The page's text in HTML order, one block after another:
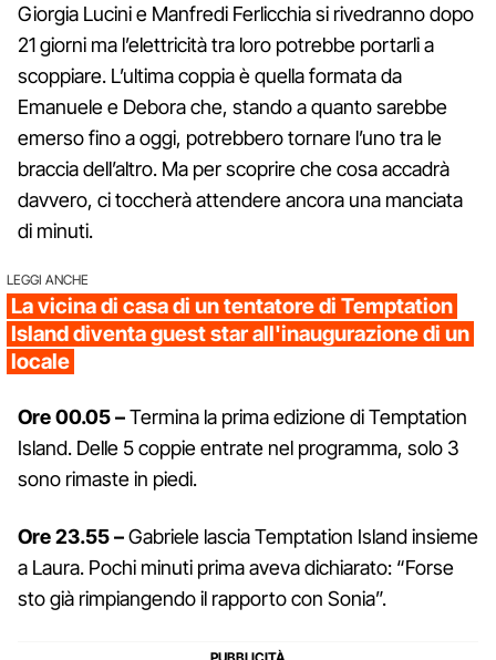
Giorgia Lucini e Manfredi Ferlicchia si rivedranno dopo
21 giorni ma l’elettricità tra loro potrebbe portarli a
scoppiare. L’ultima coppia è quella formata da
Emanuele e Debora che, stando a quanto sarebbe
emerso fino a oggi, potrebbero tornare l’uno tra le
braccia dell’altro. Ma per scoprire che cosa accadrà
davvero, ci toccherà attendere ancora una manciata
di minuti.
LEGGI ANCHE
La vicina di casa di un tentatore di Temptation
Island diventa guest star all'inaugurazione di un
locale
Ore 00.05 –Termina la prima edizione di Temptation
Island. Delle 5 coppie entrate nel programma, solo 3
sono rimaste in piedi.
Ore 23.55 –Gabriele lascia Temptation Island insieme
a Laura. Pochi minuti prima aveva dichiarato: “Forse
sto già rimpiangendo il rapporto con Sonia”.